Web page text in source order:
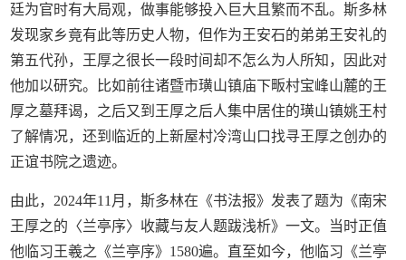
廷为官时有大局观，做事能够投入巨大且繁而不乱。斯多林
发现家乡竟有此等历史人物，但作为王安石的弟弟王安礼的
第五代孙，王厚之很长一段时间却不怎么为人所知，因此对
他加以研究。比如前往诸暨市璜山镇庙下畈村宝峰山麓的王
厚之墓拜谒，之后又到王厚之后人集中居住的璜山镇姚王村
了解情况，还到临近的上新屋村冷湾山口找寻王厚之创办的
正谊书院之遗迹。
由此，2024年11月，斯多林在《书法报》发表了题为《南宋
王厚之的〈兰亭序〉收藏与友人题跋浅析》一文。当时正值
他临习王羲之《兰亭序》1580遍。直至如今，他临习《兰亭